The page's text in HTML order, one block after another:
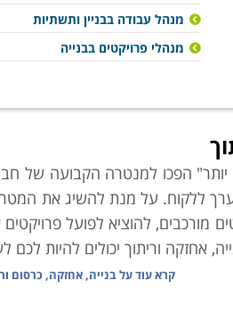
מנהל עבודה בבניין ותשתיות
מנהלי פרויקטים בבנייה
יותר" הפכו למנטרה הקבועה של
ללקוח. על מנת להשיג את המטרות
מורכבים, להוציא לפועל
אחזקה וריתוך יכולים להיות לכם
קרא עוד עלבנייה, אחזקה, כרסום